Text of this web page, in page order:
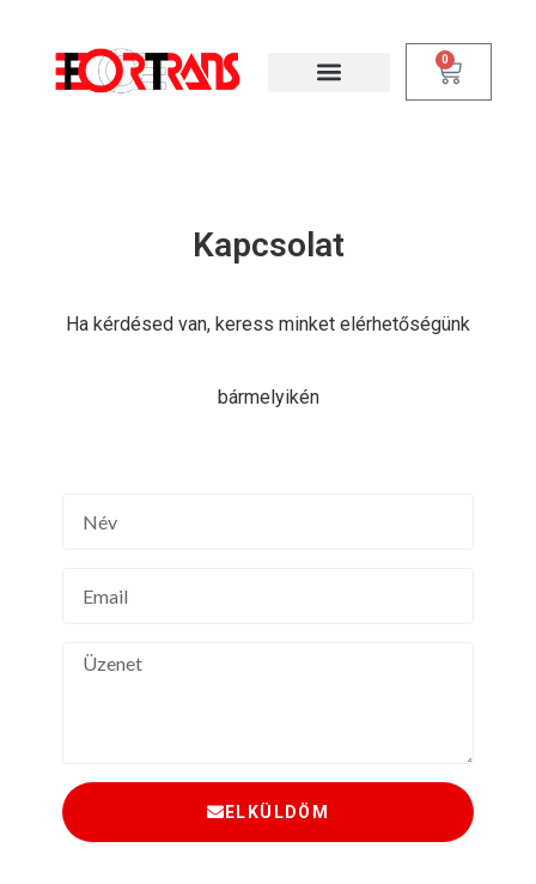
0
Kapcsolat
Ha kérdésed van, keress minket elérhetőségünk
bármelyikén
ELKÜLDÖM